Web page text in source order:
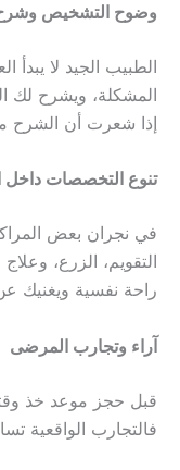
وضوح التشخيص وشرح
الطبيب الجيد لا
المشكلة، ويشرح لك
إذا شعرت أن الشرح
تنوع التخصصات داخل
في نجران بعض
التقويم، الزرع،
راحة نفسية ويغنيك
آراء وتجارب المرضى
فالتجارب الواقعية